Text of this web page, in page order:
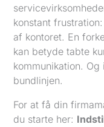
konstant
af kontoret. En
kan betyde tabte
kommunikation.
bundlinjen.
For at få din
du starte her: